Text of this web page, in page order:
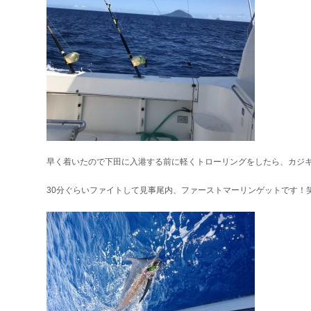
早く着いたので下田に入港する前に軽くトローリングをしたら、カジ
30分ぐらいファイトして見事尾内、ファーストマーリンゲットです！